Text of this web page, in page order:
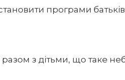
програми
разом з дітьми, що таке